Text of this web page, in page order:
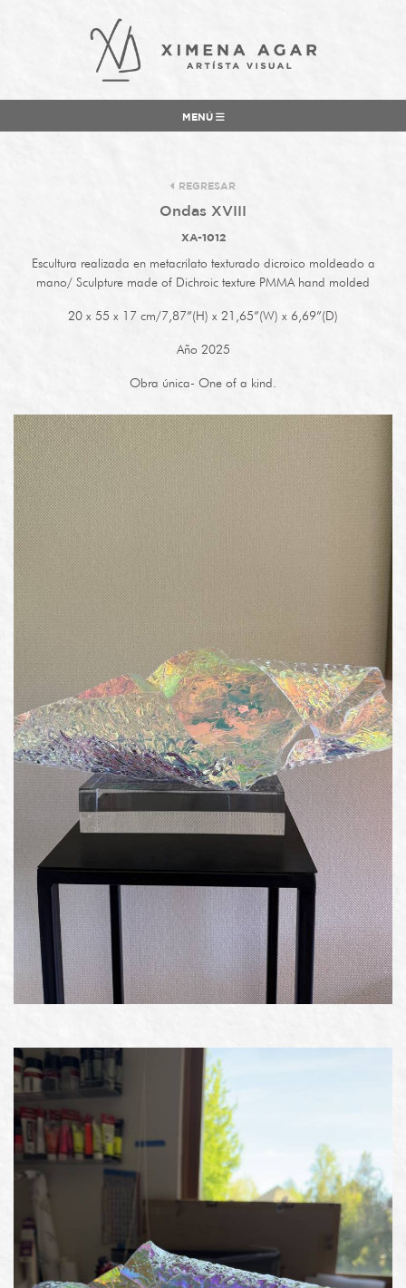
MENÚ
REGRESAR
Ondas XVIII
XA-1012
Escultura realizada en metacrilato texturado dicroico moldeado a
mano/ Sculpture made of Dichroic texture PMMA hand molded
20 x 55 x 17 cm/7,87”(H) x 21,65”(W) x 6,69”(D)
Año 2025
Obra única- One of a kind.